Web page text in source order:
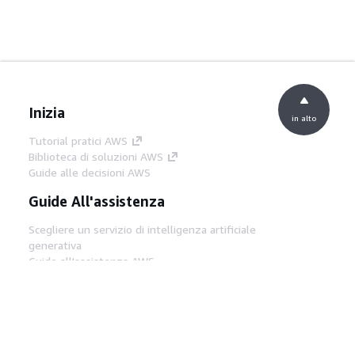
Inizia
Tutorial pratici AWS
Biblioteca di soluzioni AWS
Guide alle decisioni AWS
Guide All'assistenza
Scegliere un servizio di intelligenza artificiale
generativa
Guide all'assistenza AWS
in alto